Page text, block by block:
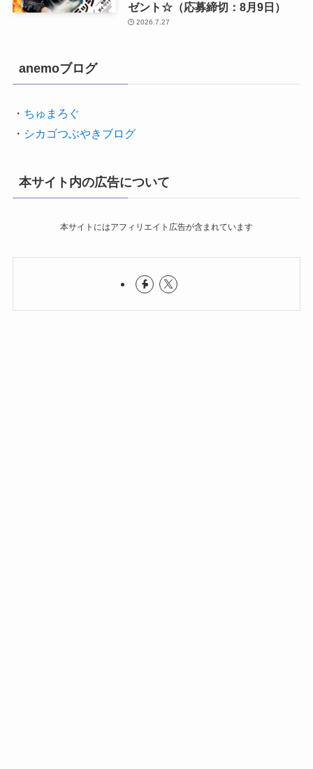
ゼント☆（応募締切：8月9日）
2026.7.27
anemoブログ
・ ちゅまろぐ
・ シカゴつぶやきブログ
本サイト内の広告について
本サイトにはアフィリエイト広告が含まれています